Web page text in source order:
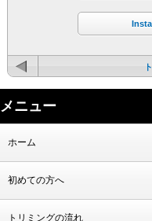
メニュー
ホーム
初めての方へ
トリミングの流れ